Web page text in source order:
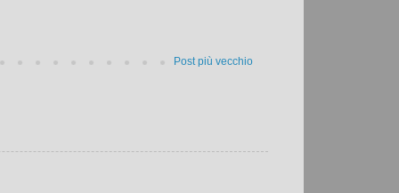
Post più vecchio